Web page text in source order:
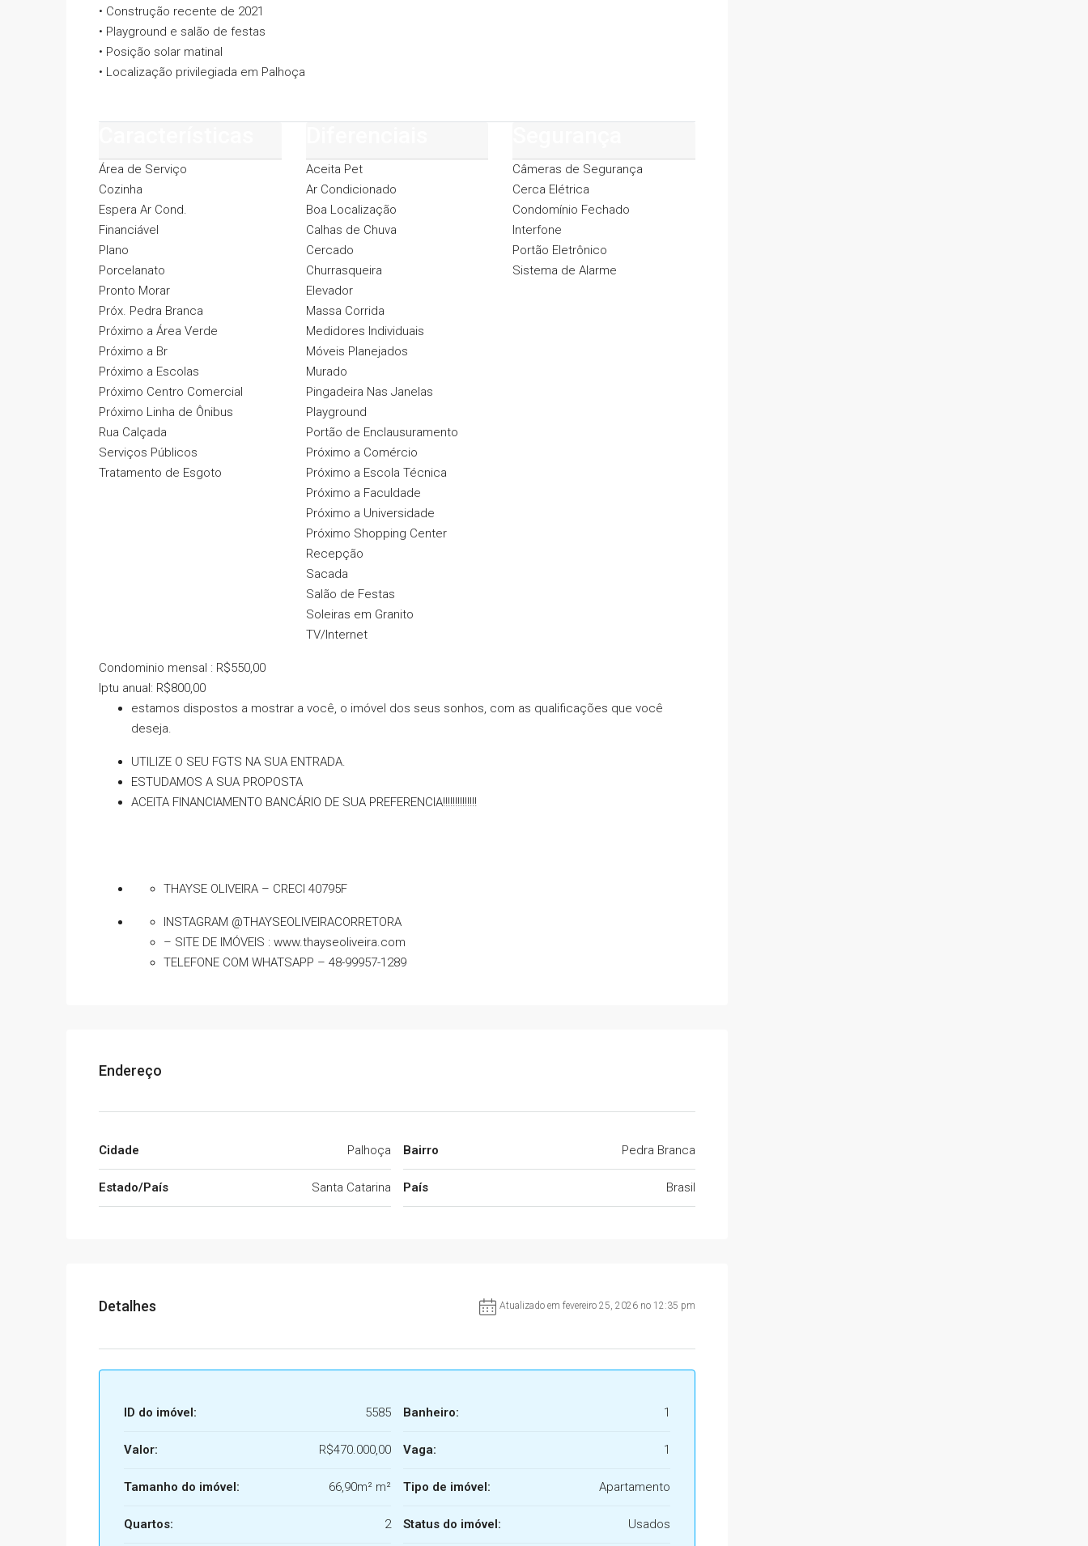
• Construção recente de 2021
• Playground e salão de festas
• Posição solar matinal
• Localização privilegiada em Palhoça
Área de Serviço
Cozinha
Espera Ar Cond.
Financiável
Plano
Porcelanato
Pronto Morar
Próx. Pedra Branca
Próximo a Área Verde
Próximo a Br
Próximo a Escolas
Próximo Centro Comercial
Próximo Linha de Ônibus
Rua Calçada
Serviços Públicos
Tratamento de Esgoto
Aceita Pet
Ar Condicionado
Boa Localização
Calhas de Chuva
Cercado
Churrasqueira
Elevador
Massa Corrida
Medidores Individuais
Móveis Planejados
Murado
Pingadeira Nas Janelas
Playground
Portão de Enclausuramento
Próximo a Comércio
Próximo a Escola Técnica
Próximo a Faculdade
Próximo a Universidade
Próximo Shopping Center
Recepção
Sacada
Salão de Festas
Soleiras em Granito
TV/Internet
Câmeras de Segurança
Cerca Elétrica
Condomínio Fechado
Interfone
Portão Eletrônico
Sistema de Alarme
Condominio mensal : R$550,00
Iptu anual: R$800,00
estamos dispostos a mostrar a você, o imóvel dos seus sonhos, com as qualificações que você
deseja.
UTILIZE O SEU FGTS NA SUA ENTRADA.
ESTUDAMOS A SUA PROPOSTA
ACEITA FINANCIAMENTO BANCÁRIO DE SUA PREFERENCIA!!!!!!!!!!!!!!
THAYSE OLIVEIRA – CRECI 40795F
INSTAGRAM @THAYSEOLIVEIRACORRETORA
– SITE DE IMÓVEIS : www.thayseoliveira.com
TELEFONE COM WHATSAPP – 48-99957-1289
Endereço
Cidade Palhoça
Estado/País Santa Catarina
Bairro Pedra Branca
País Brasil
Detalhes Atualizado em fevereiro 25, 2026 no 12:35 pm
ID do imóvel: 5585
Valor: R$470.000,00
Tamanho do imóvel: 66,90m² m²
Quartos: 2
Banheiro: 1
Vaga: 1
Tipo de imóvel: Apartamento
Status do imóvel: Usados